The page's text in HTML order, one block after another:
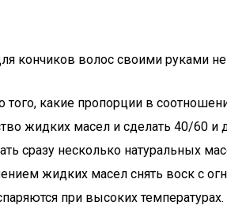
кончиков волос своими руками
того, какие пропорции в
жидких масел и сделать 40/60 и
сразу несколько натуральных
жидких масел снять воск с
при высоких